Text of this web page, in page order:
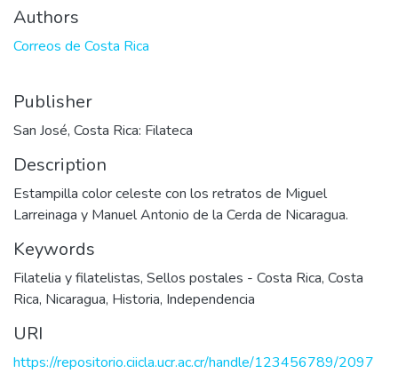
Authors
Correos de Costa Rica
Publisher
San José, Costa Rica: Filateca
Description
Estampilla color celeste con los retratos de Miguel
Larreinaga y Manuel Antonio de la Cerda de Nicaragua.
Keywords
Filatelia y filatelistas, Sellos postales - Costa Rica, Costa
Rica, Nicaragua, Historia, Independencia
URI
https://repositorio.ciicla.ucr.ac.cr/handle/123456789/2097